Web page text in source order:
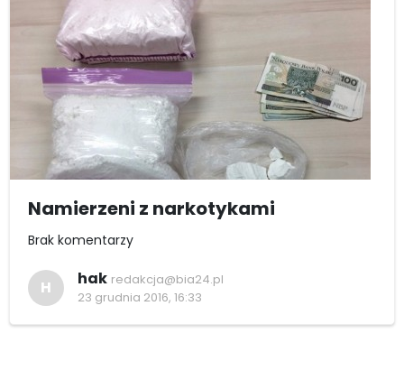
Namierzeni z narkotykami
Brak komentarzy
H hak redakcja@bia24.pl
23 grudnia 2016, 16:33